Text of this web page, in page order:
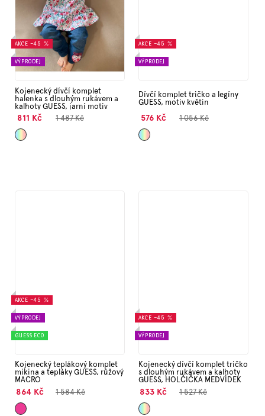
AKCE –45 %
VÝPRODEJ
Kojenecký dívčí komplet
halenka s dlouhým rukávem a
kalhoty GUESS, jarní motiv
811 Kč 1 487 Kč
Mix
AKCE –45 %
VÝPRODEJ
Dívčí komplet tričko a legíny
GUESS, motiv květin
576 Kč 1 056 Kč
Mix
AKCE –45 %
VÝPRODEJ
GUESS ECO
Kojenecký teplákový komplet
mikina a tepláky GUESS, růžový
MACRO
864 Kč 1 584 Kč
Tmavě
AKCE –45 %
VÝPRODEJ
Kojenecký dívčí komplet tričko
s dlouhým rukávem a kalhoty
GUESS, HOLČIČKA MEDVÍDEK
833 Kč 1 527 Kč
Mix